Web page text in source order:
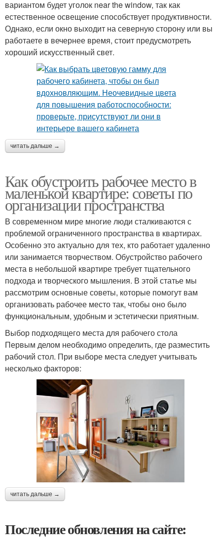
вариантом будет уголок near the window, так как
естественное освещение способствует продуктивности.
Однако, если окно выходит на северную сторону или вы
работаете в вечернее время, стоит предусмотреть
хороший искусственный свет.
читать дальше →
Как обустроить рабочее место в
маленькой квартире: советы по
организации пространства
В современном мире многие люди сталкиваются с
проблемой ограниченного пространства в квартирах.
Особенно это актуально для тех, кто работает удаленно
или занимается творчеством. Обустройство рабочего
места в небольшой квартире требует тщательного
подхода и творческого мышления. В этой статье мы
рассмотрим основные советы, которые помогут вам
организовать рабочее место так, чтобы оно было
функциональным, удобным и эстетически приятным.
Выбор подходящего места для рабочего стола
Первым делом необходимо определить, где разместить
рабочий стол. При выборе места следует учитывать
несколько факторов:
читать дальше →
Последние обновления на сайте: